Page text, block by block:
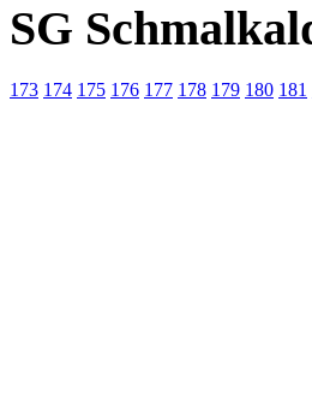
SG
173 174 175 176 177 178 179 180 181